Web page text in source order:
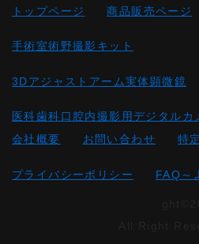
トップページ 商品販売ページ
手術室術野撮影キット
3Dアジャストアーム実体顕微鏡
医科歯科口腔内撮影用デジタルカ
会社概要
お問い合わせ 特
プライバシーポリシー FAQ～